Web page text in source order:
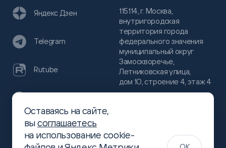
115114, г. Москва,
внутригородская
территория города
федерального значения
муниципальный округ
Замоскворечье,
Летниковская улица,
дом 10, строение 4, этаж 4
(499)
444-16-51
Яндекс Дзен
Telegram
Rutube
Хабр
Оставаясь на сайте,
высоглашаетесь
на использование cookie-